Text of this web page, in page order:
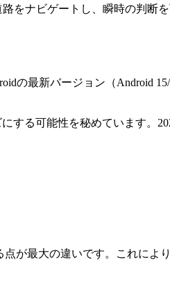
をナビゲートし、瞬時の判断
の最新バージョン（Android 15/
する可能性を秘めています。
が最大の違いです。これによ